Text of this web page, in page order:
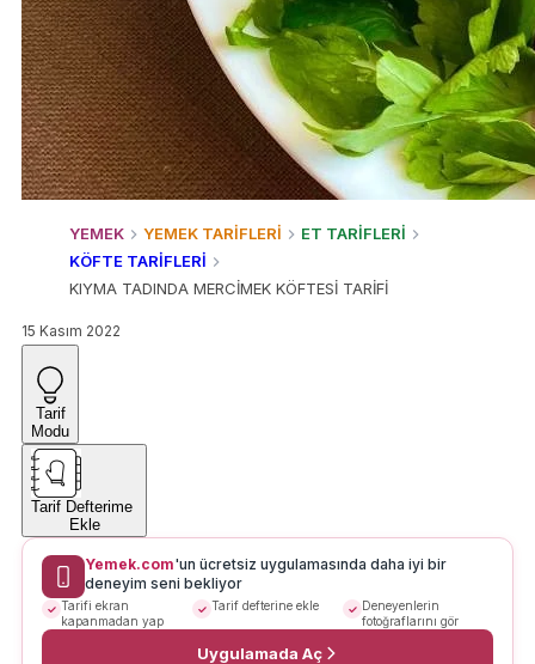
YEMEK YEMEK TARİFLERİ
ET TARİFLERİ
KÖFTE TARİFLERİ
KIYMA TADINDA MERCİMEK KÖFTESİ TARİFİ
15 Kasım 2022
Tarif
Modu
Tarif Defterime
Ekle
Yemek.com'un ücretsiz uygulamasında daha iyi bir
deneyim seni bekliyor
Tarifi ekran
kapanmadan yap
Tarif defterine ekle
Deneyenlerin
fotoğraflarını gör
Uygulamada Aç